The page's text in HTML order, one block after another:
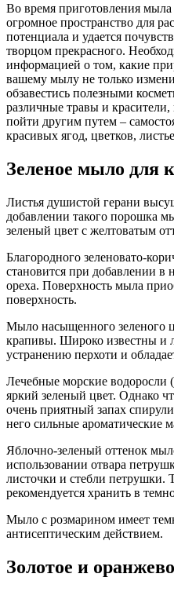
Во время приготовления
огромное пространство для
потенциала и удается
творцом прекрасного.
информацией о том, какие
вашему мылу не только
обзавестись полезными
различные травы и
пойти другим путем –
красивых ягод, цветков,
Зеленое мыло для
Листья душистой герани
добавлении такого порошка
зеленый цвет с желтоватым
Благородного зеленовато-
становится при добавлении в
ореха. Поверхность мыла
поверхность.
Мыло насыщенного зеленого
крапивы. Широко известны и
устранению перхоти и
Лечебные морские водоросли
яркий зеленый цвет. Однако
очень приятный запах
него сильные ароматические
Яблочно-зеленый оттенок
использовании отвара
листочки и стебли петрушки.
рекомендуется хранить в
Мыло с розмарином имеет
антисептическим действием.
Золотое и